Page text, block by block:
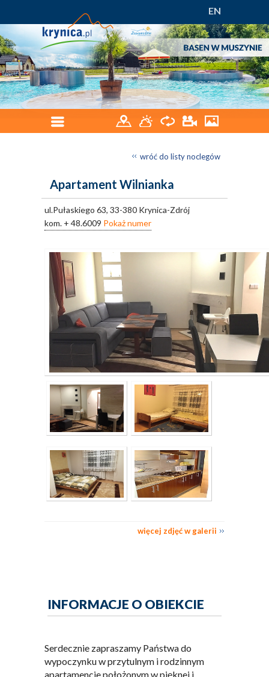
EN
wróć do listy noclegów
Apartament Wilnianka
ul.Pułaskiego 63, 33-380 Krynica-Zdrój
kom. + 48.6009 Pokaż numer
więcej zdjęć w galerii
INFORMACJE O OBIEKCIE
Serdecznie zapraszamy Państwa do
wypoczynku w przytulnym i rodzinnym
apartamencie położonym w pięknej i